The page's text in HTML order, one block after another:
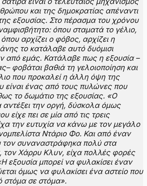
και της δημοκρατίας απέναντι
εξουσίας. Στο πέρασμα του χρόνου
όπου σταματά το γέλιο,
αρχίζει ο φόβος, αρχίζει η
το κατάλαβε αυτό δυόμισι
από εμάς. Κατάλαβε πως η εξουσία –
φοβάται βαθιά τη γελοιοποίηση και
που προκαλεί η άλλη όψη της
είναι ένας από τους πυλώνες που
το δωμάτιο της εξουσίας. «Ο
αντέξει την οργή, δύσκολα όμως
είχε πει σε μία από τις τρεις
την ευτυχία να κάνω με τον μεγάλο
Ντάριο Φο. Και από έναν
συναναστράφηκα πολύ στα
τον Χάρρυ Κλυν, είχα πολλές φορές
εξουσία μπορεί να φυλακίσει έναν
όμως να φυλακίσει ένα αστείο που
στόμα σε στόμα».